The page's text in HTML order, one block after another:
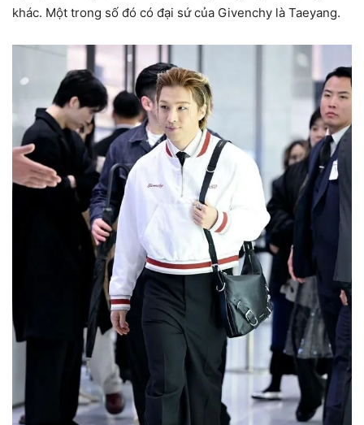
khác. Một trong số đó có đại sứ của Givenchy là Taeyang.